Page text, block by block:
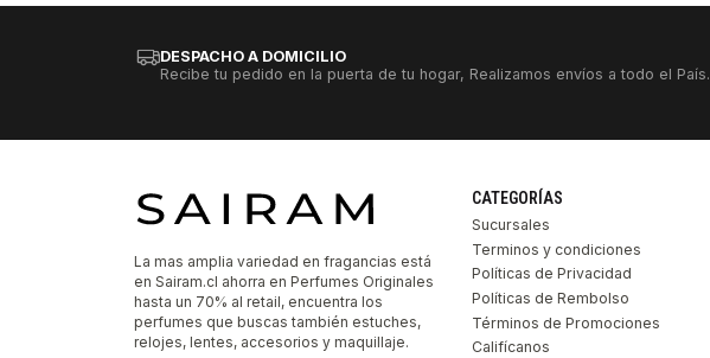
DESPACHO A DOMICILIO
Recibe tu pedido en la puerta de tu hogar, Realizamos envíos a todo el País.
La mas amplia variedad en fragancias está
en Sairam.cl ahorra en Perfumes Originales
hasta un 70% al retail, encuentra los
perfumes que buscas también estuches,
relojes, lentes, accesorios y maquillaje.
CATEGORÍAS
Sucursales
Terminos y condiciones
Políticas de Privacidad
Políticas de Rembolso
Términos de Promociones
Califícanos